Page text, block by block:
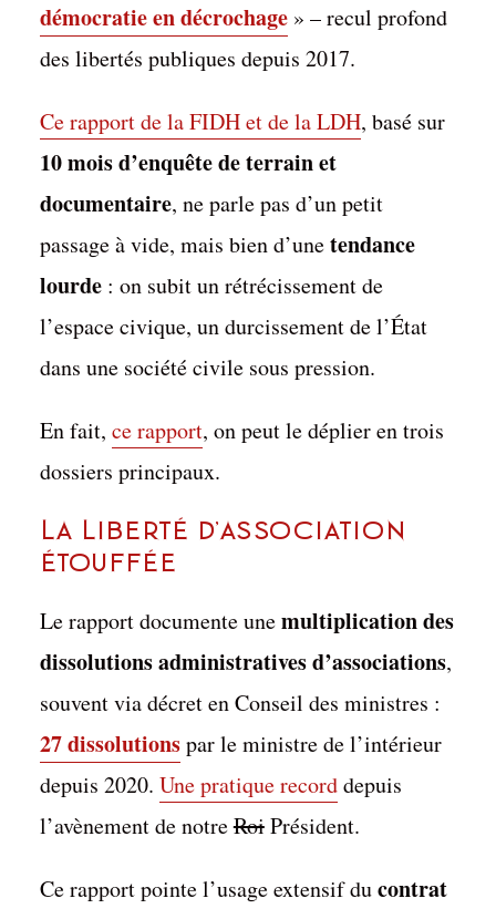
démocratie en décrochage» – recul profond
des libertés publiques depuis 2017.
Ce rapport de la FIDH et de la LDH, basé sur
10 mois d’enquête de terrain et
documentaire, ne parle pas d’un petit
passage à vide, mais bien d’unetendance
lourde: on subit un rétrécissement de
l’espace civique, un durcissement de l’État
dans une société civile sous pression.
En fait, ce rapport, on peut le déplier en trois
dossiers principaux.
La Liberté d’association
étouffée
Le rapport documente unemultiplication des
dissolutions administratives d’associations,
souvent via décret en Conseil des ministres :
27 dissolutionspar le ministre de l’intérieur
depuis 2020. Une pratique recorddepuis
l’avènement de notreRoiPrésident.
Ce rapport pointe l’usage extensif ducontrat